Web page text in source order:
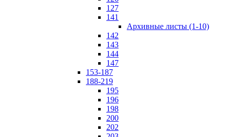
127
141
Архивные листы (1-10)
142
143
144
147
153-187
188-219
195
196
198
200
202